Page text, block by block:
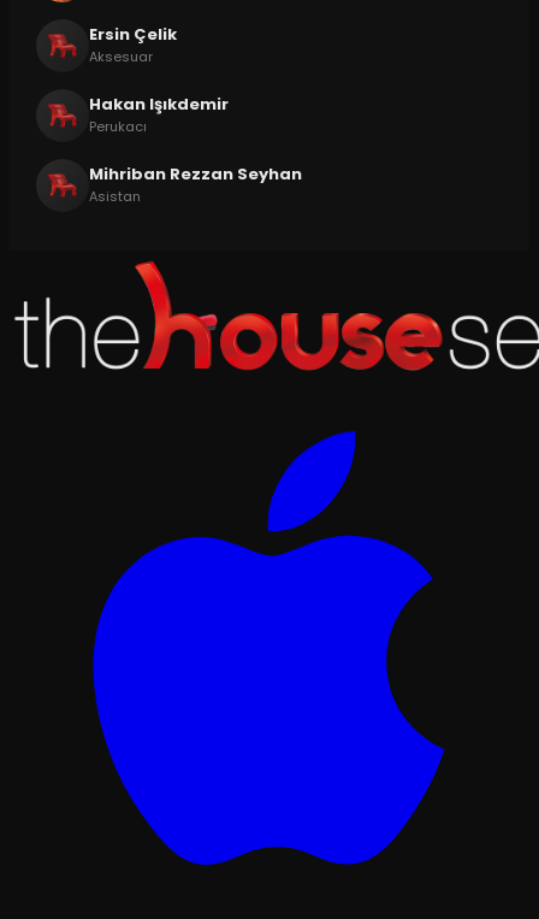
Ersin Çelik
Aksesuar
Hakan Işıkdemir
Perukacı
Mihriban Rezzan Seyhan
Asistan